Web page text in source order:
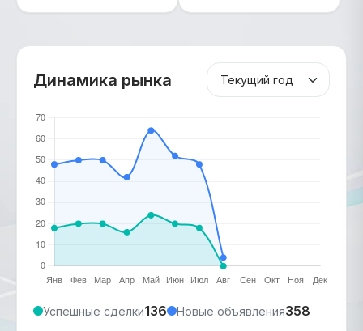
Динамика рынка
Период графика
Успешные сделки136 Новые объявления358